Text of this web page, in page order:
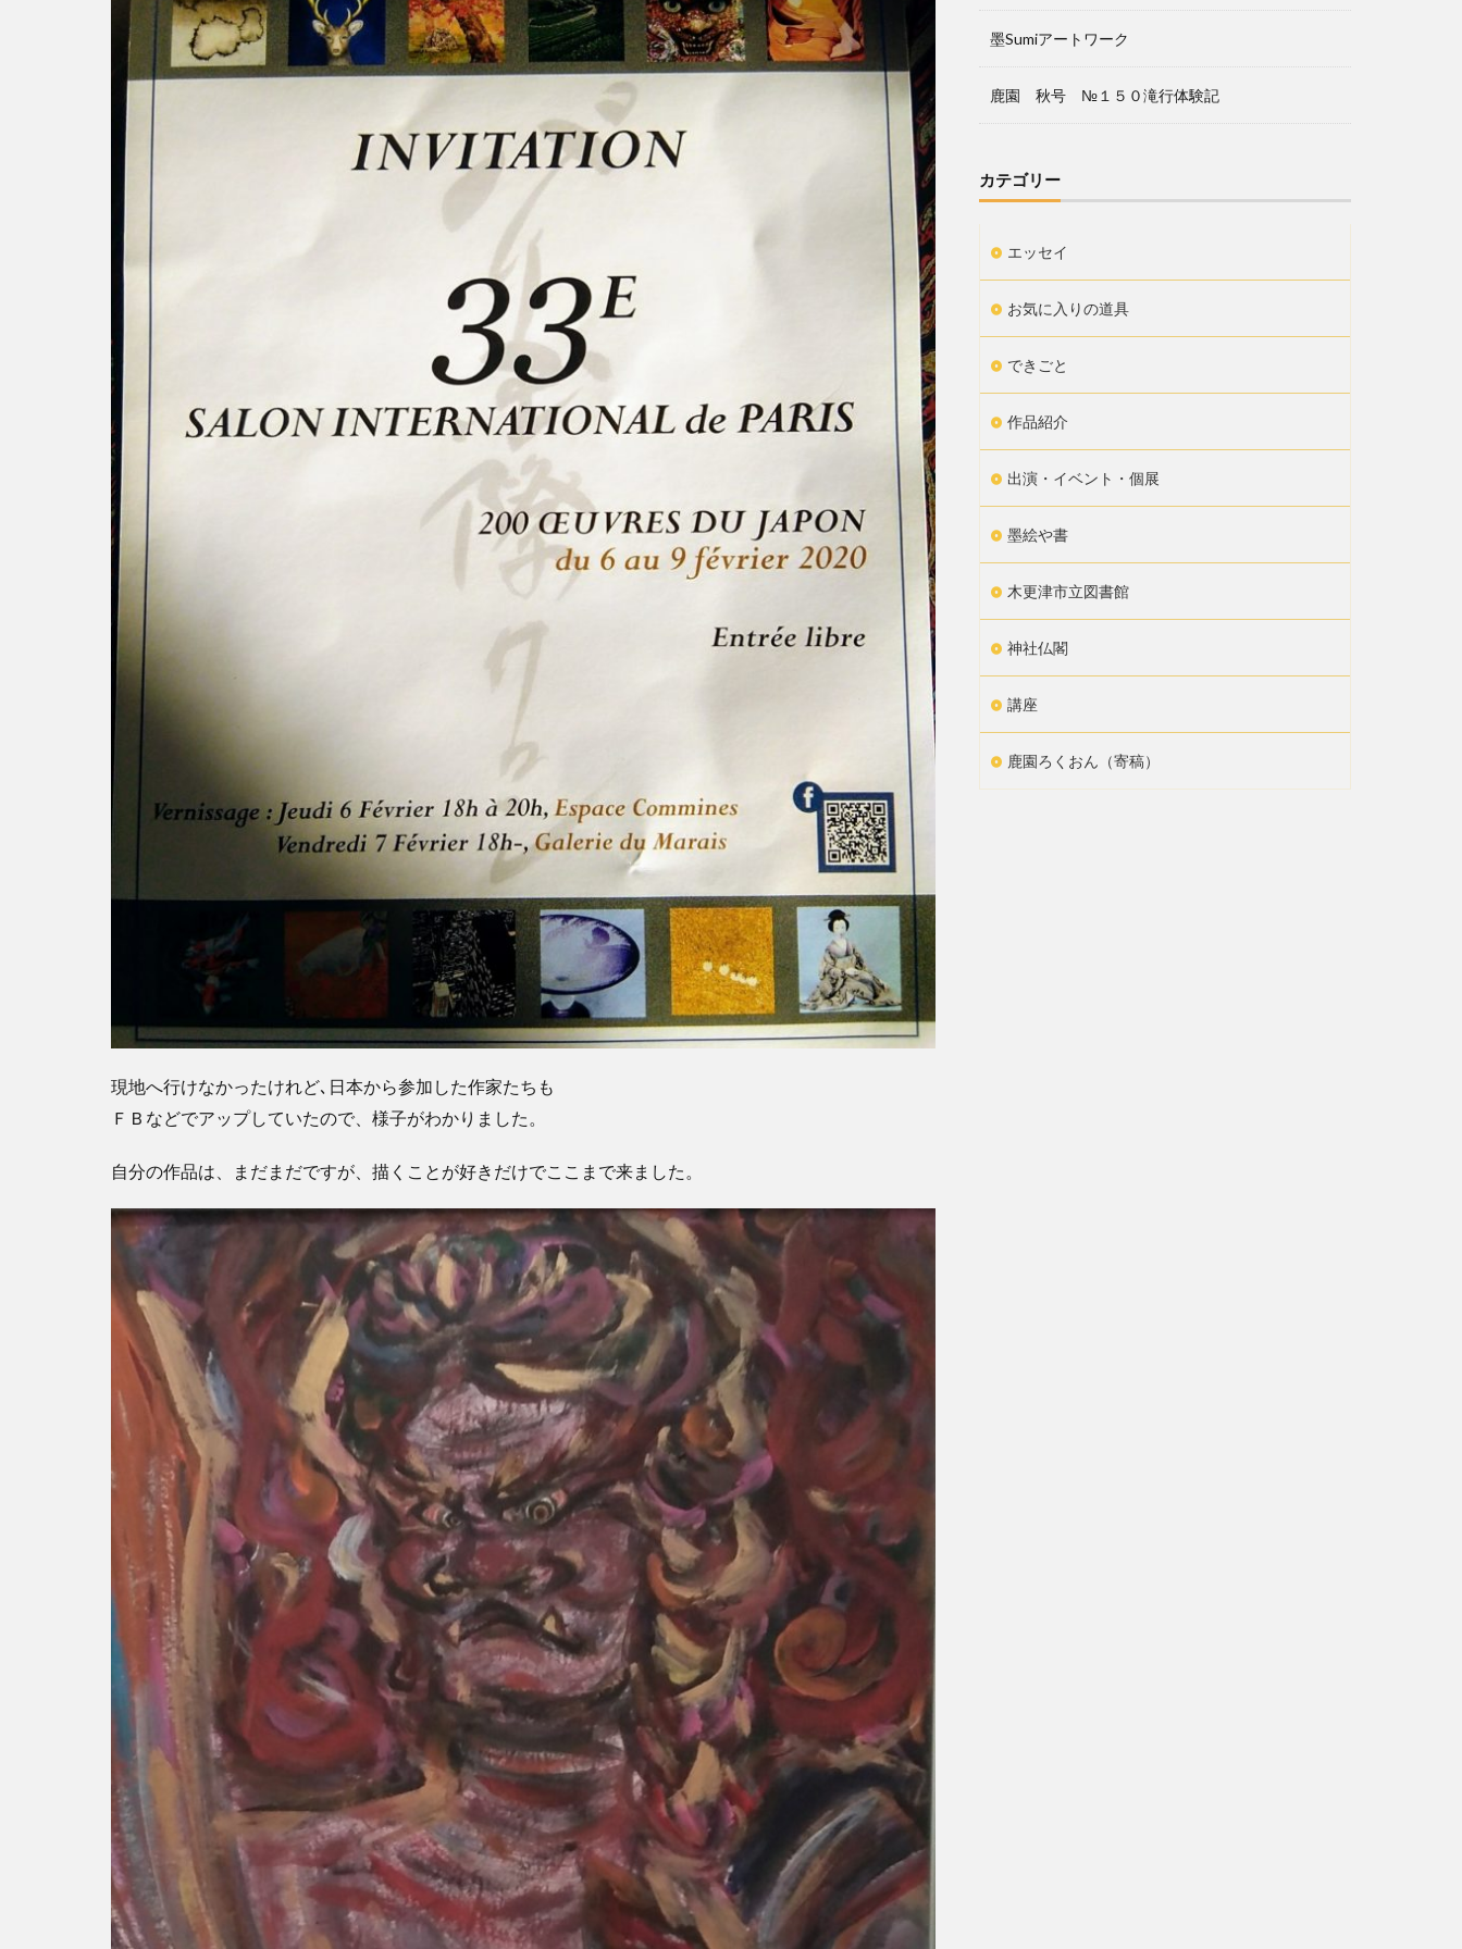
現地へ行けなかったけれど､日本から参加した作家たちも
ＦＢなどでアップしていたので、様子がわかりました。
自分の作品は、まだまだですが、描くことが好きだけでここまで来ました。
墨Sumiアートワーク
鹿園 秋号 №１５０滝行体験記
カテゴリー
エッセイ
お気に入りの道具
できごと
作品紹介
出演・イベント・個展
墨絵や書
木更津市立図書館
神社仏閣
講座
鹿園ろくおん（寄稿）